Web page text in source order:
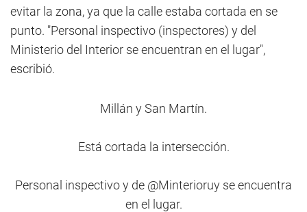
evitar la zona, ya que la calle estaba cortada en se
punto. "Personal inspectivo (inspectores) y del
Ministerio del Interior se encuentran en el lugar",
escribió.
Millán y San Martín.
Está cortada la intersección.
Personal inspectivo y de @Minterioruy se encuentra
en el lugar.